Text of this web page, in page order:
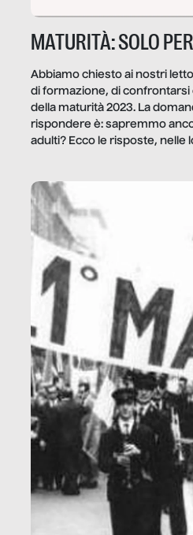
MATURITÀ: SOLO
Abbiamo chiesto ai nostri
di formazione, di confrontarsi
della maturità 2023. La
rispondere è: sapremmo
adulti? Ecco le risposte, nelle